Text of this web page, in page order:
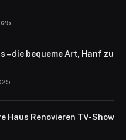
– die bequeme Art, Hanf zu
Haus Renovieren TV-Show